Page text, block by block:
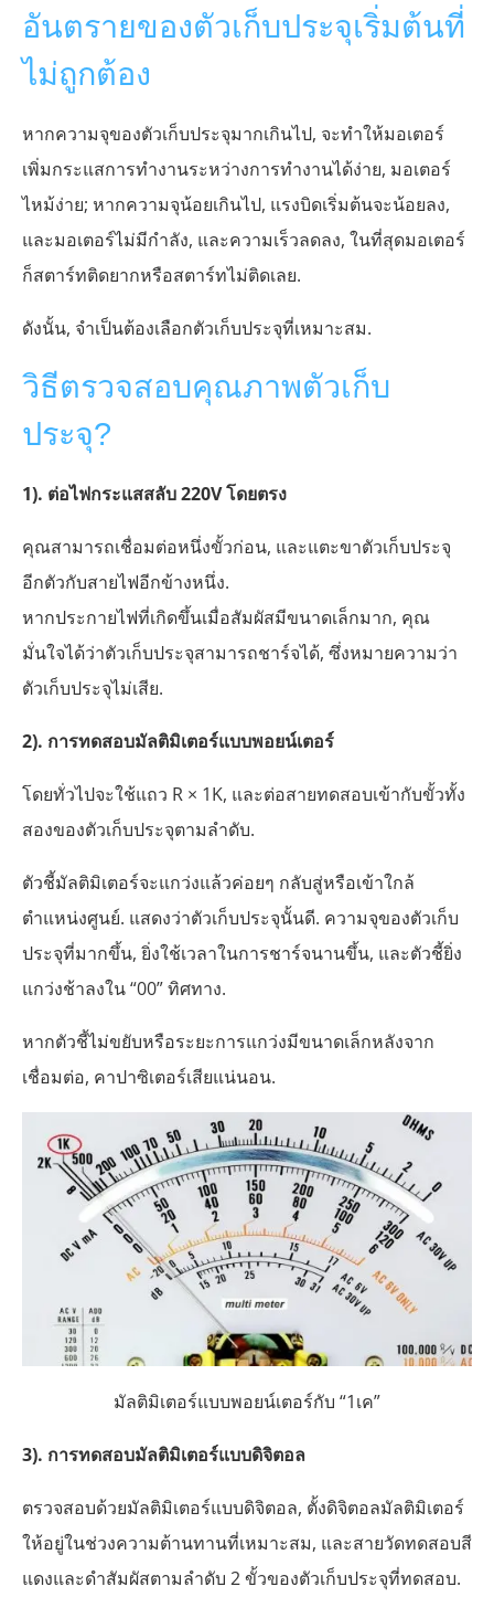
อันตรายของตัวเก็บประจุเริ่มต้นที่
ไม่ถูกต้อง
หากความจุของตัวเก็บประจุมากเกินไป, จะทำให้มอเตอร์
เพิ่มกระแสการทำงานระหว่างการทำงานได้ง่าย, มอเตอร์
ไหม้ง่าย; หากความจุน้อยเกินไป, แรงบิดเริ่มต้นจะน้อยลง,
และมอเตอร์ไม่มีกำลัง, และความเร็วลดลง, ในที่สุดมอเตอร์
ก็สตาร์ทติดยากหรือสตาร์ทไม่ติดเลย.
ดังนั้น, จำเป็นต้องเลือกตัวเก็บประจุที่เหมาะสม.
วิธีตรวจสอบคุณภาพตัวเก็บ
ประจุ?
1). ต่อไฟกระแสสลับ 220V โดยตรง
คุณสามารถเชื่อมต่อหนึ่งขั้วก่อน, และแตะขาตัวเก็บประจุ
อีกตัวกับสายไฟอีกข้างหนึ่ง.
หากประกายไฟที่เกิดขึ้นเมื่อสัมผัสมีขนาดเล็กมาก, คุณ
มั่นใจได้ว่าตัวเก็บประจุสามารถชาร์จได้, ซึ่งหมายความว่า
ตัวเก็บประจุไม่เสีย.
2). การทดสอบมัลติมิเตอร์แบบพอยน์เตอร์
โดยทั่วไปจะใช้แถว R × 1K, และต่อสายทดสอบเข้ากับขั้วทั้ง
สองของตัวเก็บประจุตามลำดับ.
ตัวชี้มัลติมิเตอร์จะแกว่งแล้วค่อยๆ กลับสู่หรือเข้าใกล้
ตำแหน่งศูนย์. แสดงว่าตัวเก็บประจุนั้นดี. ความจุของตัวเก็บ
ประจุที่มากขึ้น, ยิ่งใช้เวลาในการชาร์จนานขึ้น, และตัวชี้ยิ่ง
แกว่งช้าลงใน “00” ทิศทาง.
หากตัวชี้ไม่ขยับหรือระยะการแกว่งมีขนาดเล็กหลังจาก
เชื่อมต่อ, คาปาซิเตอร์เสียแน่นอน.
มัลติมิเตอร์แบบพอยน์เตอร์กับ “1เค”
3). การทดสอบมัลติมิเตอร์แบบดิจิตอล
ตรวจสอบด้วยมัลติมิเตอร์แบบดิจิตอล, ตั้งดิจิตอลมัลติมิเตอร์
ให้อยู่ในช่วงความต้านทานที่เหมาะสม, และสายวัดทดสอบสี
แดงและดำสัมผัสตามลำดับ 2 ขั้วของตัวเก็บประจุที่ทดสอบ.